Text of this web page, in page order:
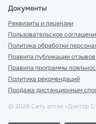
Документы
Реквизиты и лицензии
Пользовательское
Политика обработки
Правила публикации отзывов
Правила программы
Политика рекомендаций
Продажа дистанционным
© 2026 Сеть аптек «Доктор